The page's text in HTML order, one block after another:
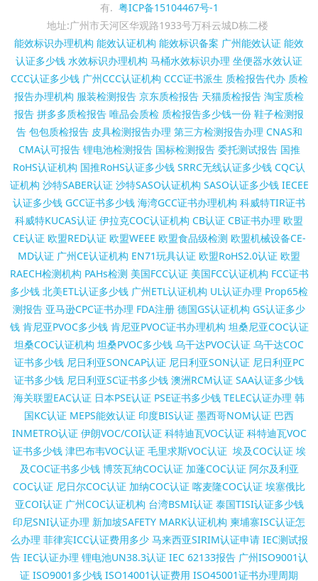
有. 粤ICP备15104467号-1
地址:广州市天河区华观路1933号万科云城D栋二楼
能效标识办理机构 能效认证机构 能效标识备案 广州能效认证 能效
认证多少钱 水效标识办理机构 马桶水效标识办理 坐便器水效认证
CCC认证多少钱 广州CCC认证机构 CCC证书派生 质检报告代办 质检
报告办理机构 服装检测报告 京东质检报告 天猫质检报告 淘宝质检
报告 拼多多质检报告 唯品会质检 质检报告多少钱一份 鞋子检测报
告 包包质检报告 皮具检测报告办理 第三方检测报告办理 CNAS和
CMA认可报告 锂电池检测报告 国标检测报告 委托测试报告 国推
RoHS认证机构 国推RoHS认证多少钱 SRRC无线认证多少钱 CQC认
证机构 沙特SABER认证 沙特SASO认证机构 SASO认证多少钱 IECEE
认证多少钱 GCC证书多少钱 海湾GCC证书办理机构 科威特TIR证书
科威特KUCAS认证 伊拉克COC认证机构 CB认证 CB证书办理 欧盟
CE认证 欧盟RED认证 欧盟WEEE 欧盟食品级检测 欧盟机械设备CE-
MD认证 广州CE认证机构 EN71玩具认证 欧盟RoHS2.0认证 欧盟
RAECH检测机构 PAHs检测 美国FCC认证 美国FCC认证机构 FCC证书
多少钱 北美ETL认证多少钱 广州ETL认证机构 UL认证办理 Prop65检
测报告 亚马逊CPC证书办理 FDA注册 德国GS认证机构 GS认证多少
钱 肯尼亚PVOC多少钱 肯尼亚PVOC证书办理机构 坦桑尼亚COC认证
坦桑COC认证机构 坦桑PVOC多少钱 乌干达PVOC认证 乌干达COC
证书多少钱 尼日利亚SONCAP认证 尼日利亚SON认证 尼日利亚PC
证书多少钱 尼日利亚SC证书多少钱 澳洲RCM认证 SAA认证多少钱
海关联盟EAC认证 日本PSE认证 PSE证书多少钱 TELEC认证办理 韩
国KC认证 MEPS能效认证 印度BIS认证 墨西哥NOM认证 巴西
INMETRO认证 伊朗VOC/COI认证 科特迪瓦VOC认证 科特迪瓦VOC
证书多少钱 津巴布韦VOC认证 毛里求斯VOC认证 埃及COC认证 埃
及COC证书多少钱 博茨瓦纳COC认证 加蓬COC认证 阿尔及利亚
COC认证 尼日尔COC认证 加纳COC认证 喀麦隆COC认证 埃塞俄比
亚COI认证 广州COC认证机构 台湾BSMI认证 泰国TISI认证多少钱
印尼SNI认证办理 新加坡SAFETY MARK认证机构 柬埔寨ISC认证怎
么办理 菲律宾ICC认证费用多少 马来西亚SIRIM认证申请 IEC测试报
告 IEC认证办理 锂电池UN38.3认证 IEC 62133报告 广州ISO9001认
证 ISO9001多少钱 ISO14001认证费用 ISO45001证书办理周期